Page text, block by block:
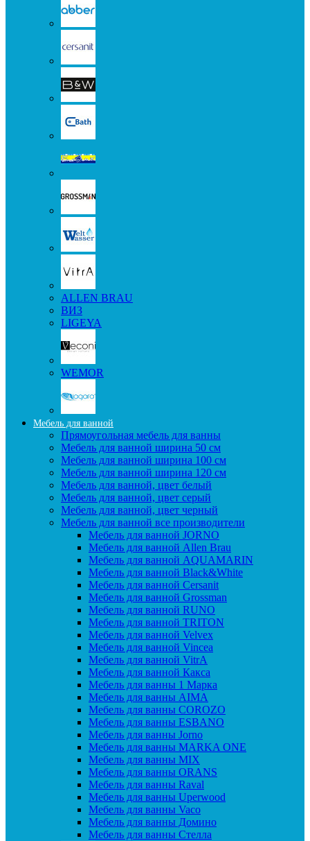
ALLEN BRAU
ВИЗ
LIGEYA
WEMOR
Мебель для ванной
Прямоугольная мебель для ванны
Мебель для ванной ширина 50 см
Мебель для ванной ширина 100 см
Мебель для ванной ширина 120 см
Мебель для ванной, цвет белый
Мебель для ванной, цвет серый
Мебель для ванной, цвет черный
Мебель для ванной все производители
Мебель для ванной JORNO
Мебель для ванной Allen Brau
Мебель для ванной AQUAMARIN
Мебель для ванной Black&White
Мебель для ванной Cersanit
Мебель для ванной Grossman
Мебель для ванной RUNO
Мебель для ванной TRITON
Мебель для ванной Velvex
Мебель для ванной Vincea
Мебель для ванной VitrA
Мебель для ванной Какса
Мебель для ванны 1 Марка
Мебель для ванны AIMA
Мебель для ванны COROZO
Мебель для ванны ESBANO
Мебель для ванны Jorno
Мебель для ванны MARKA ONE
Мебель для ванны MIX
Мебель для ванны ORANS
Мебель для ванны Raval
Мебель для ванны Uperwood
Мебель для ванны Vaco
Мебель для ванны Домино
Мебель для ванны Стелла